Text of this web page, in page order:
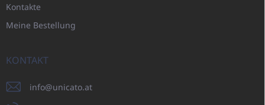
Kontakte
Meine Bestellung
KONTAKT
info@unicato.at